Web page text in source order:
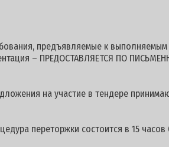
предъявляемые к выполняемым
– ПРЕДОСТАВЛЯЕТСЯ ПО
на участие в тендере
переторжки состоится в 15 часов